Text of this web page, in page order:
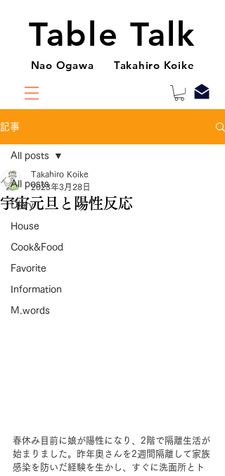
Table Talk
Nao Ogawa Takahiro Koike
記事
All posts
Diary
House
Cook&Food
Favorite
Information
M.words
All posts
宇宙元旦と陽性反応
Takahiro Koike
2023年3月28日
春休み目前に娘が陽性になり、2階で隔離生活が
始まりました。昨年奥さんを2週間隔離して家族
感染を防いだ経験を生かし、すぐに洗面所とト